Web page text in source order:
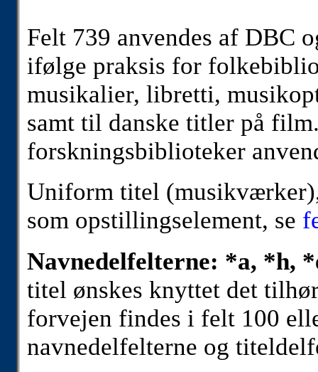
Felt 739 anvendes af
ifølge praksis for
musikalier, libretti,
samt til danske titler på
forskningsbiblioteker
Uniform titel
som opstillingselement, se
Navnedelfelterne: *a, *h,
titel ønskes knyttet det
forvejen findes i felt 100
navnedelfelterne og